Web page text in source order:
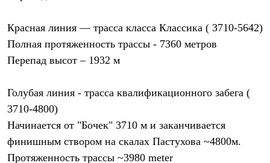
Палатки и тенты
Палатки
Тенты
Аксессуары для палаток
Рюкзаки
Легкоходные
Альпинистские
Городские
Аксессуары для рюкзаков
Спальные мешки
Пуховые
Комбинированные
Красная линия — трасса класса Классика ( 3710-5642)
Полная протяженность трассы - 7360 метров
Перепад высот – 1932 м
Голубая линия - трасса квалификационного забега (
3710-4800)
Начинается от "Бочек" 3710 м и заканчивается
финишным створом на скалах Пастухова ~4800м.
Протяженность трассы ~3980 meter